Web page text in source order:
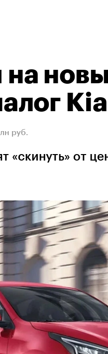
руб.
«скинуть» от